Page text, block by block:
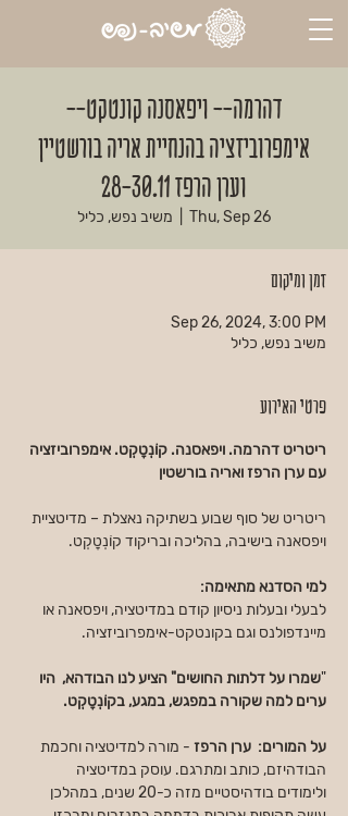
דהרמה-- ויפאסנה קונטקט--
אימפרוביזציה בהנחיית אריה בורשטיין
וערן הרפז 28-30.11
Thu, Sep 26 משיב נפש, כליל
זמן ומיקום
Sep 26, 2024, 3:00 PM
משיב נפש, כליל
פרטי האירוע
ריטריט דהרמה. ויפאסנה. קוֹנְטָקְט. אימפרוביזציה
עם ערן הרפז ואריה בורשטין
ריטריט של סוף שבוע בשתיקה נאצלת – מדיטציית
ויפסאנה בישיבה, בהליכה ובריקוד קוֹנְטָקְט.
למי הסדנא מתאימה:
לבעלי ובעלות ניסיון קודם במדיטציה, ויפסאנה או
מיינדפולנס וגם בקונטקט-אימפרוביזציה.
"שמרו על דלתות החושים" הציע לנו הבודהא,  היו
ערים למה שקורה במפגש, במגע, בקוֹנְטָקְט.
על המורים:  ערן הרפז - מורה למדיטציה וחכמת
הבודהיזם, כותב ומתרגם. עוסק במדיטציה
ולימודים בודהיסטיים מזה כ-20 שנים, במהלכן